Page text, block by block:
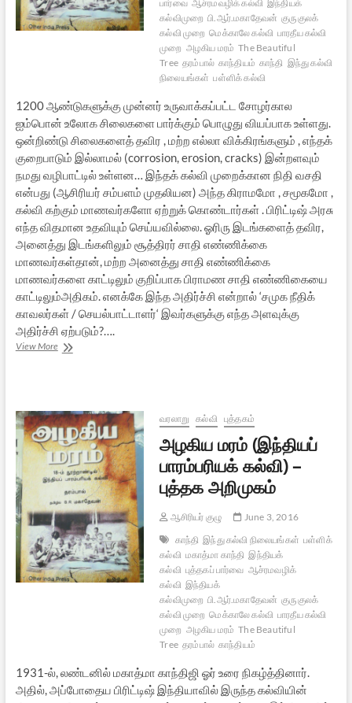
பார்வை ஆச்ரமவழிக் கல்வி இந்தியக்
கல்விமுறை பி.ஆர்.மகாதேவன் குருகுலக்
கல்வி முறை மெக்காலே கல்வி பாரதீய கல்வி
முறை அழகிய மரம் The Beautiful
Tree தரம்பால் காந்தியம் காந்தி இந்து கல்வி
நிலையங்கள் பள்ளிக் கல்வி
1200 ஆண்டுகளுக்கு முன்னர் உருவாக்கப்பட்ட சோழர்கால
ஐம்பொன் உலோக சிலைகளை பார்க்கும் பொழுது வியப்பாக உள்ளது.
ஒன்றிண்டு சிலைகளைத் தவிர , மற்ற எல்லா விக்கிரங்களும் , எந்தக்
குறைபாடும் இல்லாமல் (corrosion, erosion, cracks) இன்றளவும்
நமது வழிபாட்டில் உள்ளன… இந்தக் கல்வி முறைக்கான நிதி வசதி
என்பது (ஆசிரியர் சம்பளம் முதலியன) அந்த கிராமமோ , சமூகமோ ,
கல்வி கற்கும் மாணவர்களோ ஏற்றுக் கொண்டார்கள் . பிரிட்டிஷ் அரசு
எந்த விதமான உதவியும் செய்யவில்லை. ஓரிரு இடங்களைத் தவிர,
அனைத்து இடங்களிலும் சூத்திரர் சாதி எண்ணிக்கை
மாணவர்கள்தான், மற்ற அனைத்து சாதி எண்ணிக்கை
மாணவர்களை காட்டிலும் குறிப்பாக பிராமண சாதி எண்ணிகையை
காட்டிலும்அதிகம். எனக்கே இந்த அதிர்ச்சி என்றால் ‘சமுக நீதிக்
காவலர்கள் / செயல்பாட்டாளர்‘ இவர்களுக்கு எந்த அளவுக்கு
அதிர்ச்சி ஏற்படும்?….
View Moreஅழகிய
கல்வி
வரலாறு கல்வி புத்தகம்
அழகிய மரம் (இந்தியப்
பாரம்பரியக் கல்வி) –
புத்தக அறிமுகம்
ஆசிரியர் குழு
June 3, 2016
காந்தி இந்து கல்வி நிலையங்கள் பள்ளிக்
கல்வி மகாத்மா காந்தி இந்தியக்
கல்வி புத்தகப் பார்வை ஆச்ரமவழிக்
கல்வி இந்தியக்
கல்விமுறை பி.ஆர்.மகாதேவன் குருகுலக்
கல்வி முறை மெக்காலே கல்வி பாரதீய கல்வி
முறை அழகிய மரம் The Beautiful
Tree தரம்பால் காந்தியம்
1931-ல், லண்டனில் மகாத்மா காந்திஜி ஓர் உரை நிகழ்த்தினார்.
அதில், அப்போதைய பிரிட்டிஷ் இந்தியாவில் இருந்த கல்வியின்